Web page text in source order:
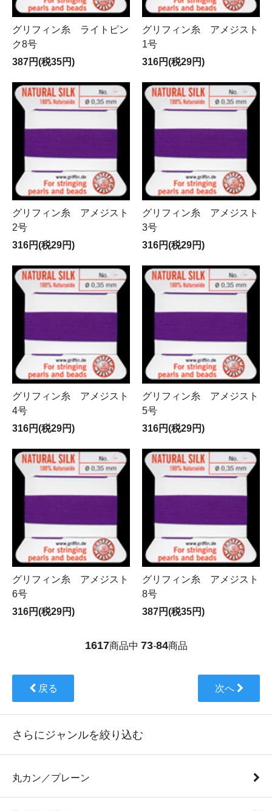
グリフィン糸 ライトピン
ク8号
387円(税35円)
グリフィン糸 アメジスト
1号
316円(税29円)
グリフィン糸 アメジスト
2号
316円(税29円)
グリフィン糸 アメジスト
3号
316円(税29円)
グリフィン糸 アメジスト
4号
316円(税29円)
グリフィン糸 アメジスト
5号
316円(税29円)
グリフィン糸 アメジスト
6号
316円(税29円)
グリフィン糸 アメジスト
8号
387円(税35円)
1617商品中 73-84商品
戻る 次へ
さらにジャンルを絞り込む
丸カン／プレーン